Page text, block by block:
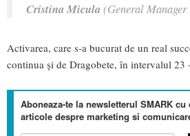
Cristina Micula(General
Activarea, care s-a bucurat de un real
continua și de Dragobete, în intervalul 23
Aboneaza-te la newsletterul SMARK
articole despre marketing si